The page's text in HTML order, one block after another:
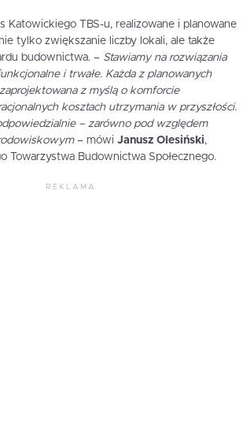
Katowickiego TBS-u, realizowane i planowane
tylko zwiększanie liczby lokali, ale także
budownictwa. – Stawiamy na rozwiązania
i trwałe. Każda z planowanych
z myślą o komforcie
kosztach utrzymania w przyszłości.
– zarówno pod względem
– mówi Janusz Olesiński,
Towarzystwa Budownictwa Społecznego.
REKLAMA